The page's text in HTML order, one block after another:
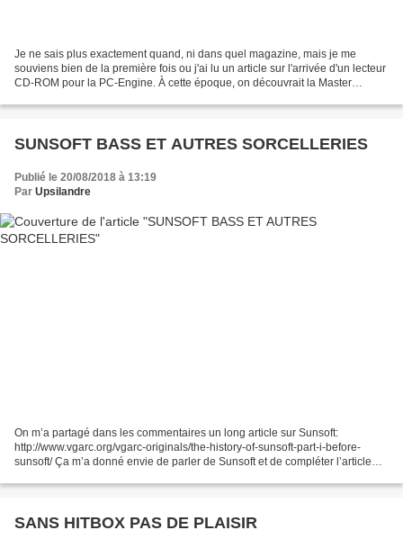
Je ne sais plus exactement quand, ni dans quel magazine, mais je me
souviens bien de la première fois ou j'ai lu un article sur l'arrivée d'un lecteur
CD-ROM pour la PC-Engine. À cette époque, on découvrait la Master
SUNSOFT BASS ET AUTRES SORCELLERIES
Publié le 20/08/2018 à 13:19
Par Upsilandre
On m’a partagé dans les commentaires un long article sur Sunsoft:
http://www.vgarc.org/vgarc-originals/the-history-of-sunsoft-part-i-before-
sunsoft/ Ça m’a donné envie de parler de Sunsoft et de compléter l’article
SANS HITBOX PAS DE PLAISIR